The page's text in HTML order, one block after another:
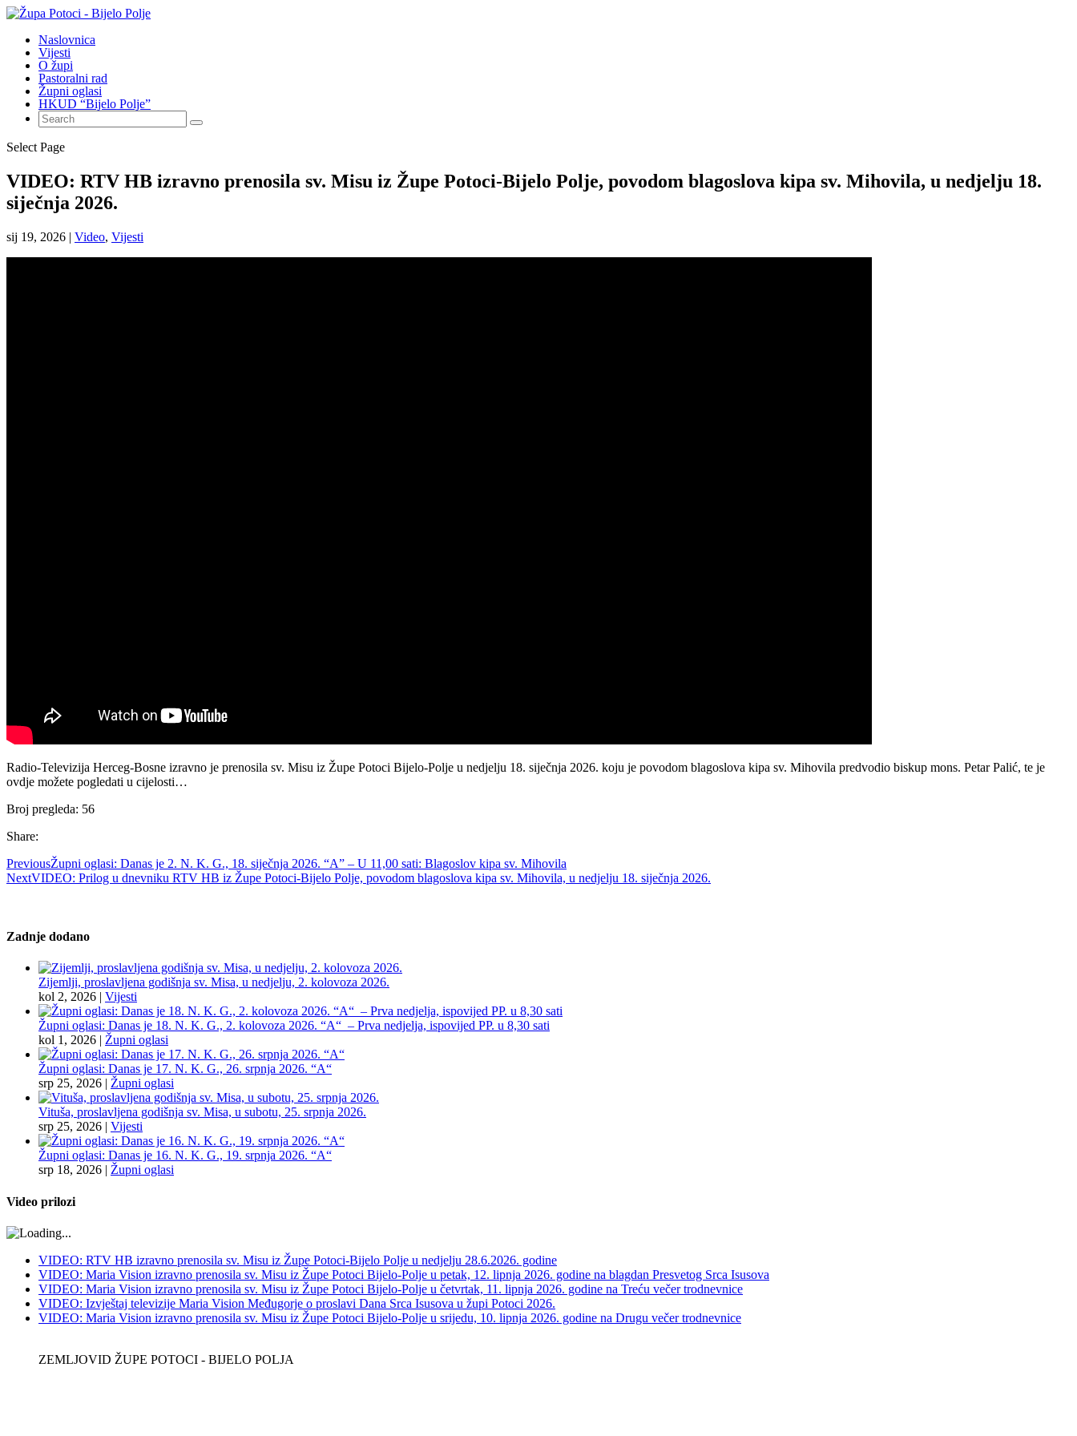
Naslovnica
Vijesti
O župi
Pastoralni rad
Župni oglasi
HKUD “Bijelo Polje”
Select Page
VIDEO: RTV HB izravno prenosila sv. Misu iz Župe Potoci-Bijelo Polje, povodom blagoslova kipa sv. Mihovila, u nedjelju 18.
siječnja 2026.
sij 19, 2026 | Video, Vijesti
Radio-Televizija Herceg-Bosne izravno je prenosila sv. Misu iz Župe Potoci Bijelo-Polje u nedjelju 18. siječnja 2026. koju je povodom blagoslova kipa sv. Mihovila predvodio biskup mons. Petar Palić, te je
ovdje možete pogledati u cijelosti…
Broj pregleda: 56
Share:
PreviousŽupni oglasi: Danas je 2. N. K. G., 18. siječnja 2026. “A” – U 11,00 sati: Blagoslov kipa sv. Mihovila
NextVIDEO: Prilog u dnevniku RTV HB iz Župe Potoci-Bijelo Polje, povodom blagoslova kipa sv. Mihovila, u nedjelju 18. siječnja 2026.
Zadnje dodano
Zijemlji, proslavljena godišnja sv. Misa, u nedjelju, 2. kolovoza 2026.
kol 2, 2026 | Vijesti
Župni oglasi: Danas je 18. N. K. G., 2. kolovoza 2026. “A“ – Prva nedjelja, ispovijed PP. u 8,30 sati
kol 1, 2026 | Župni oglasi
Župni oglasi: Danas je 17. N. K. G., 26. srpnja 2026. “A“
srp 25, 2026 | Župni oglasi
Vituša, proslavljena godišnja sv. Misa, u subotu, 25. srpnja 2026.
srp 25, 2026 | Vijesti
Župni oglasi: Danas je 16. N. K. G., 19. srpnja 2026. “A“
srp 18, 2026 | Župni oglasi
Video prilozi
VIDEO: RTV HB izravno prenosila sv. Misu iz Župe Potoci-Bijelo Polje u nedjelju 28.6.2026. godine
VIDEO: Maria Vision izravno prenosila sv. Misu iz Župe Potoci Bijelo-Polje u petak, 12. lipnja 2026. godine na blagdan Presvetog Srca Isusova
VIDEO: Maria Vision izravno prenosila sv. Misu iz Župe Potoci Bijelo-Polje u četvrtak, 11. lipnja 2026. godine na Treću večer trodnevnice
VIDEO: Izvještaj televizije Maria Vision Međugorje o proslavi Dana Srca Isusova u župi Potoci 2026.
VIDEO: Maria Vision izravno prenosila sv. Misu iz Župe Potoci Bijelo-Polje u srijedu, 10. lipnja 2026. godine na Drugu večer trodnevnice
ZEMLJOVID ŽUPE POTOCI - BIJELO POLJA